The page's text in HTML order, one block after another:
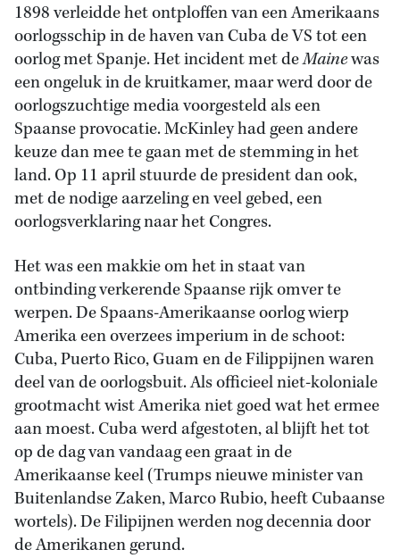
1898 verleidde het ontploffen van een Amerikaans
oorlogsschip in de haven van Cuba de VS tot een
oorlog met Spanje. Het incident met deMainewas
een ongeluk in de kruitkamer, maar werd door de
oorlogszuchtige media voorgesteld als een
Spaanse provocatie. McKinley had geen andere
keuze dan mee te gaan met de stemming in het
land. Op 11 april stuurde de president dan ook,
met de nodige aarzeling en veel gebed, een
oorlogsverklaring naar het Congres.
Het was een makkie om het in staat van
ontbinding verkerende Spaanse rijk omver te
werpen. De Spaans-Amerikaanse oorlog wierp
Amerika een overzees imperium in de schoot:
Cuba, Puerto Rico, Guam en de Filippijnen waren
deel van de oorlogsbuit. Als officieel niet-koloniale
grootmacht wist Amerika niet goed wat het ermee
aan moest. Cuba werd afgestoten, al blijft het tot
op de dag van vandaag een graat in de
Amerikaanse keel (Trumps nieuwe minister van
Buitenlandse Zaken, Marco Rubio, heeft Cubaanse
wortels). De Filipijnen werden nog decennia door
de Amerikanen gerund.